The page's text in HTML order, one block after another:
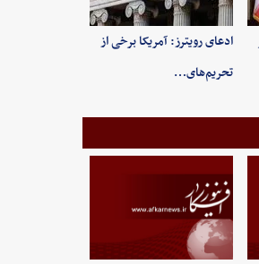
ادعای رویترز: آمریکا برخی از
تحریم‌های…